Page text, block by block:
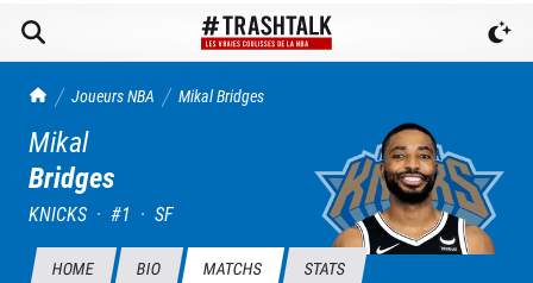
TrashTalk Actu NBA
Joueurs NBA MikalBridges
Mikal
Bridges
KNICKS · #1 · SF
HOME BIO MATCHS STATS